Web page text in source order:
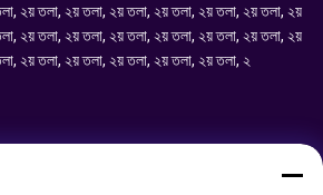
২য় তলা, ২য় তলা, ২য় তলা, ২য় তলা, ২য় তলা, ২য় তলা, ২য়
২য় তলা, ২য় তলা, ২য় তলা, ২য় তলা, ২য় তলা, ২য় তলা, ২য়
২য় তলা, ২য় তলা, ২য় তলা, ২য় তলা, ২য় তলা, ২